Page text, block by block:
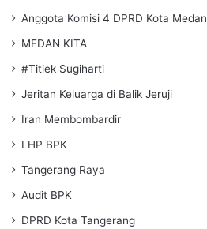
Anggota Komisi 4 DPRD Kota Medan
MEDAN KITA
#Titiek Sugiharti
Jeritan Keluarga di Balik Jeruji
Iran Membombardir
LHP BPK
Tangerang Raya
Audit BPK
DPRD Kota Tangerang